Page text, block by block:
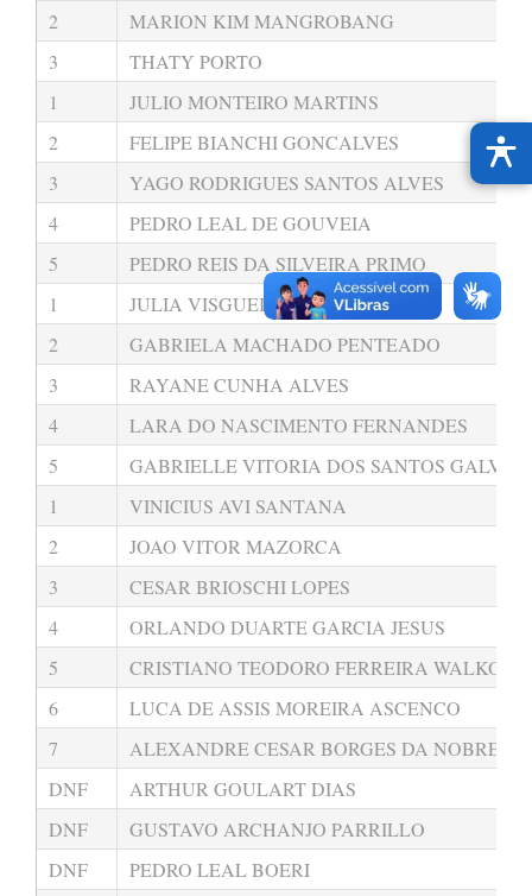
2
MARION KIM MANGROBANG
3
THATY PORTO
1
JULIO MONTEIRO MARTINS
2
FELIPE BIANCHI GONCALVES
3
YAGO RODRIGUES SANTOS ALVES
4
PEDRO LEAL DE GOUVEIA
5
PEDRO REIS DA SILVEIRA PRIMO
1
JULIA VISGUEIRO PEREIRA
2
GABRIELA MACHADO PENTEADO
3
RAYANE CUNHA ALVES
4
LARA DO NASCIMENTO FERNANDES
5
GABRIELLE VITORIA DOS SANTOS GALVAO
1
VINICIUS AVI SANTANA
2
JOAO VITOR MAZORCA
3
CESAR BRIOSCHI LOPES
4
ORLANDO DUARTE GARCIA JESUS
5
CRISTIANO TEODORO FERREIRA
6
LUCA DE ASSIS MOREIRA ASCENCO
7
ALEXANDRE CESAR BORGES DA NOBREGA
DNF
ARTHUR GOULART DIAS
DNF
GUSTAVO ARCHANJO PARRILLO
DNF
PEDRO LEAL BOERI